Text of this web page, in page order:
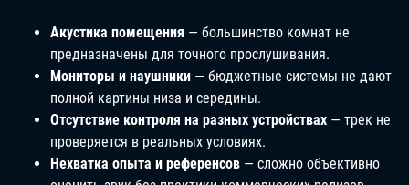
Акустика помещения — большинство комнат не
предназначены для точного прослушивания.
Мониторы и наушники — бюджетные системы не дают
полной картины низа и середины.
Отсутствие контроля на разных устройствах — трек не
проверяется в реальных условиях.
Нехватка опыта и референсов — сложно объективно